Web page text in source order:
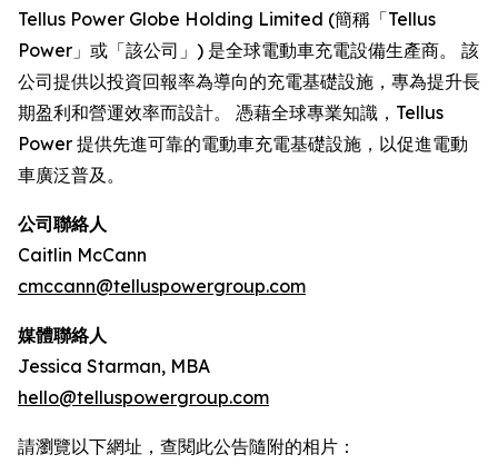
Tellus Power Globe Holding Limited (簡稱「Tellus
Power」或「該公司」) 是全球電動車充電設備生產商。 該
公司提供以投資回報率為導向的充電基礎設施，專為提升長
期盈利和營運效率而設計。 憑藉全球專業知識，Tellus
Power 提供先進可靠的電動車充電基礎設施，以促進電動
車廣泛普及。
公司聯絡人
Caitlin McCann
cmccann@telluspowergroup.com
媒體聯絡人
Jessica Starman, MBA
hello@telluspowergroup.com
請瀏覽以下網址，查閱此公告隨附的相片：